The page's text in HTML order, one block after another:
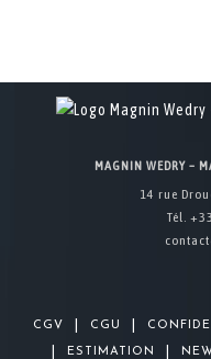
MAGNIN WEDRY –
14 rue
Tél.
CGV CGU
ESTIMATION